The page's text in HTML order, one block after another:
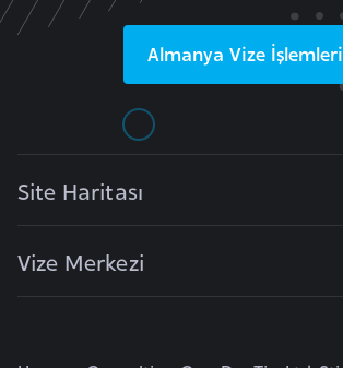
Almanya Vize İşlemleri
Site Haritası
Vize Merkezi
t
K